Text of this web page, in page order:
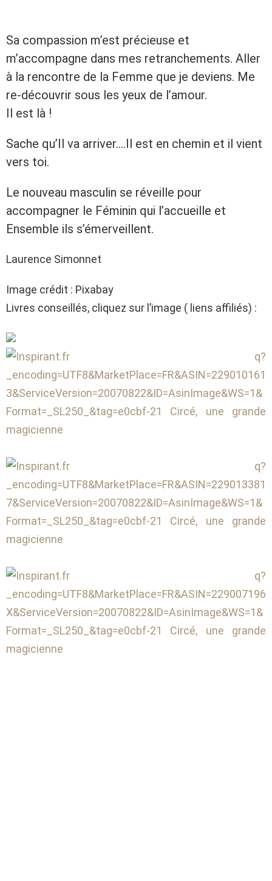
Sa compassion m’est précieuse et
m’accompagne dans mes retranchements. Aller
à la rencontre de la Femme que je deviens. Me
re-découvrir sous les yeux de l’amour.
Il est là !
Sache qu’Il va arriver….Il est en chemin et il vient
vers toi.
Le nouveau masculin se réveille pour
accompagner le Féminin qui l’accueille et
Ensemble ils s’émerveillent.
Laurence Simonnet
Image crédit : Pixabay
Livres conseillés, cliquez sur l’image ( liens affiliés) :